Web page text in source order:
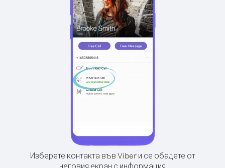
Изберете контакта във Viber и се обадете от
неговия екран с информация